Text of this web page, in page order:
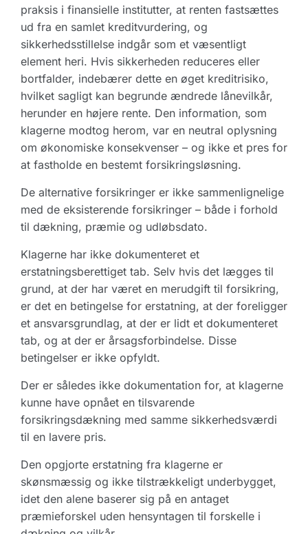
praksis i finansielle institutter, at renten fastsættes
ud fra en samlet kreditvurdering, og
sikkerhedsstillelse indgår som et væsentligt
element heri. Hvis sikkerheden reduceres eller
bortfalder, indebærer dette en øget kreditrisiko,
hvilket sagligt kan begrunde ændrede lånevilkår,
herunder en højere rente. Den information, som
klagerne modtog herom, var en neutral oplysning
om økonomiske konsekvenser – og ikke et pres for
at fastholde en bestemt forsikringsløsning.
De alternative forsikringer er ikke sammenlignelige
med de eksisterende forsikringer – både i forhold
til dækning, præmie og udløbsdato.
Klagerne har ikke dokumenteret et
erstatningsberettiget tab. Selv hvis det lægges til
grund, at der har været en merudgift til forsikring,
er det en betingelse for erstatning, at der foreligger
et ansvarsgrundlag, at der er lidt et dokumenteret
tab, og at der er årsagsforbindelse. Disse
betingelser er ikke opfyldt.
Der er således ikke dokumentation for, at klagerne
kunne have opnået en tilsvarende
forsikringsdækning med samme sikkerhedsværdi
til en lavere pris.
Den opgjorte erstatning fra klagerne er
skønsmæssig og ikke tilstrækkeligt underbygget,
idet den alene baserer sig på en antaget
præmieforskel uden hensyntagen til forskelle i